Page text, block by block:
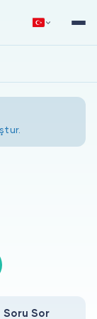
Soru Sor